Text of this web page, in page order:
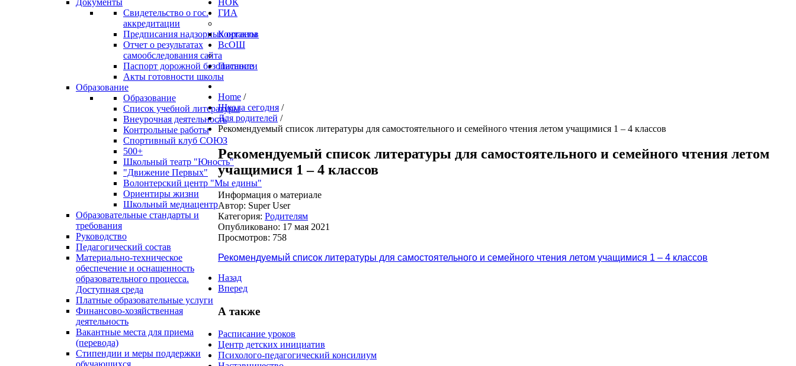
Документы
Свидетельство о гос.
аккредитации
Предписания надзорных органов
Отчет о результатах
самообследования сайта
Паспорт дорожной безопасности
Акты готовности школы
Образование
Образование
Список учебной литературы
Внеурочная деятельность
Контрольные работы
Спортивный клуб СОЮЗ
500+
Школьный театр "Юность"
"Движение Первых"
Волонтерский центр "Мы едины"
Ориентиры жизни
Школьный медиацентр
Образовательные стандарты и
требования
Руководство
Педагогический состав
Материально-техническое
обеспечение и оснащенность
образовательного процесса.
Доступная среда
Платные образовательные услуги
Финансово-хозяйственная
деятельность
Вакантные места для приема
(перевода)
Стипендии и меры поддержки
обучающихся
НОК
ГИА
Контакты
ВсОШ
Питание
Home /
Школа сегодня /
Для родителей /
Рекомендуемый список литературы для самостоятельного и семейного чтения летом учащимися 1 – 4 классов
Рекомендуемый список литературы для самостоятельного и семейного чтения летом
учащимися 1 – 4 классов
Информация о материале
Автор: Super User
Категория: Родителям
Опубликовано: 17 мая 2021
Просмотров: 758
Рекомендуемый список литературы для самостоятельного и семейного чтения летом учащимися 1 – 4 классов
Назад
Вперед
А также
Расписание уроков
Центр детских инициатив
Психолого-педагогический консилиум